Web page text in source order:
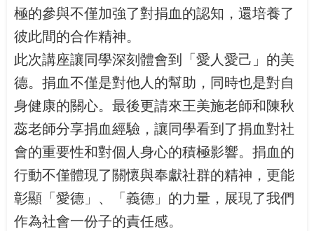
極的參與不僅加強了對捐血的認知，還培養了
彼此間的合作精神。
此次講座讓同學深刻體會到「愛人愛己」的美
德。捐血不僅是對他人的幫助，同時也是對自
身健康的關心。最後更請來王美施老師和陳秋
蕊老師分享捐血經驗，讓同學看到了捐血對社
會的重要性和對個人身心的積極影響。捐血的
行動不僅體現了關懷與奉獻社群的精神，更能
彰顯「愛德」、「義德」的力量，展現了我們
作為社會一份子的責任感。